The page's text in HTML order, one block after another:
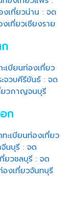
งเที่ยวน่าน :จด
เที่ยวเชียงราย
เบียนท่องเที่ยว
จวบคีรีขันธ์: จด
ยวกาญจนบุรี
ก
ะเบียนท่องเที่ยว
นบุรี: จด
ยวชลบุรี :จด
องเที่ยวจันทบุรี